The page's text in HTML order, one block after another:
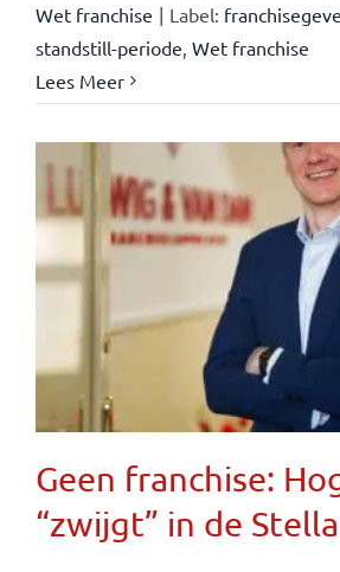
Wet franchise | Label:
standstill-periode Wet franchise
Lees Meer
Geen franchise:
“zwijgt” in de